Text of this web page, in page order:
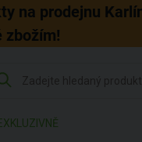
na prodejnu
zbožím!